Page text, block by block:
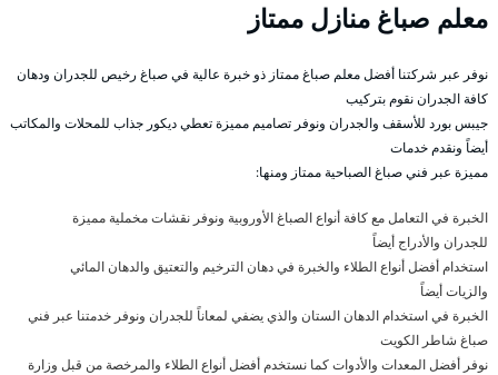
معلم صباغ منازل ممتاز
نوفر عبر شركتنا أفضل معلم صباغ ممتاز ذو خبرة عالية في صباغ رخيص للجدران ودهان
كافة الجدران نقوم بتركيب
جيبس بورد للأسقف والجدران ونوفر تصاميم مميزة تعطي ديكور جذاب للمحلات والمكاتب
أيضاً ونقدم خدمات
مميزة عبر فني صباغ الصباحية ممتاز ومنها:
الخبرة في التعامل مع كافة أنواع الصباغ الأوروبية ونوفر نقشات مخملية مميزة
للجدران والأدراج أيضاً
استخدام أفضل أنواع الطلاء والخبرة في دهان الترخيم والتعتيق والدهان المائي
والزيات أيضاً
الخبرة في استخدام الدهان الستان والذي يضفي لمعاناً للجدران ونوفر خدمتنا عبر فني
صباغ شاطر الكويت
نوفر أفضل المعدات والأدوات كما نستخدم أفضل أنواع الطلاء والمرخصة من قبل وزارة